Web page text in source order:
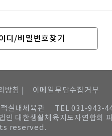
디/비밀번호찾기
방침 | 이메일무단수집거부
실내체육관
TEL 031-943-
대한생활체육지도자연합회
reserved.